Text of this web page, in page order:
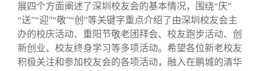
展四个方面阐述了深圳校友会的基本情况，围绕“庆”
“送”“迎”“敬”“创”等关键字重点介绍了由深圳校友会主
办的校庆活动、重阳节敬老团拜会、校友跑步活动、创
新创业、校友终身学习等多项活动。希望各位新老校友
积极关注和参加校友会的各项活动，融入在鹏城的清华